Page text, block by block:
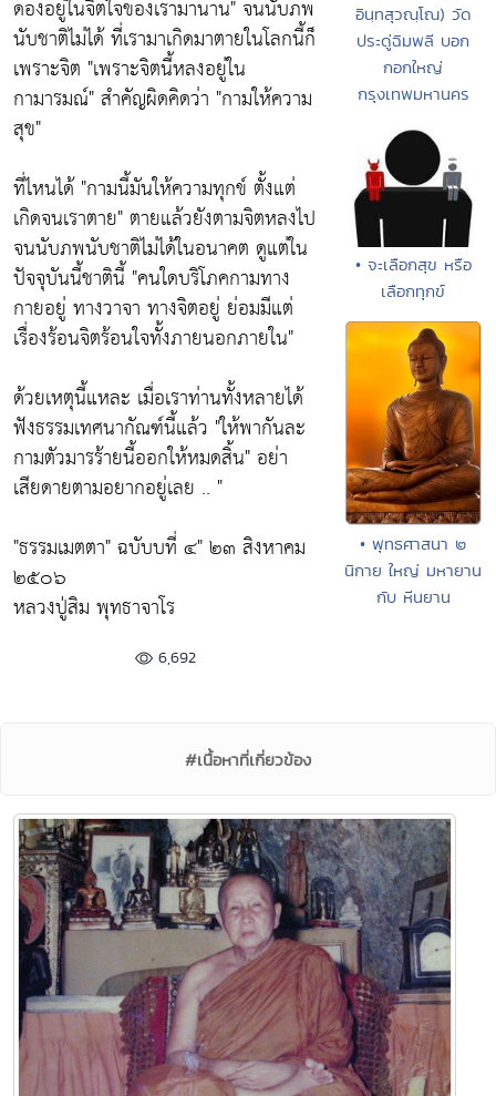
ดองอยู่ในจิตใจของเรามานาน"จนนับภพ
นับชาติไม่ได้ ที่เรามาเกิดมาตายในโลกนี้ก็
เพราะจิต "เพราะจิตนี้หลงอยู่ใน
กามารมณ์"สำคัญผิดคิดว่า "กามให้ความ
สุข"
ที่ไหนได้"กามนี้มันให้ความทุกข์ ตั้งแต่
เกิดจนเราตาย"ตายแล้วยังตามจิตหลงไป
จนนับภพนับชาติไม่ได้ในอนาคต ดูแต่ใน
ปัจจุบันนี้ชาตินี้ "คนใดบริโภคกามทาง
กายอยู่ ทางวาจา ทางจิตอยู่ ย่อมมีแต่
เรื่องร้อนจิตร้อนใจทั้งภายนอกภายใน"
ด้วยเหตุนี้แหละ เมื่อเราท่านทั้งหลายได้
ฟังธรรมเทศนากัณฑ์นี้แล้ว "ให้พากันละ
กามตัวมารร้ายนี้ออกให้หมดสิ้น"อย่า
เสียดายตามอยากอยู่เลย .. "
"ธรรมเมตตา"ฉบับบที่ ๔" ๒๓ สิงหาคม
๒๕๐๖
หลวงปู่สิม พุทธาจาโร
6,692
อินฺทสุวณฺโณ) วัด
ประดู่ฉิมพลี บอก
กอกใหญ่
กรุงเทพมหานคร
• จะเลือกสุข หรือ
เลือกทุกข์
• พุทธศาสนา ๒
นิกาย ใหญ่ มหายาน
กับ หีนยาน
#เนื้อหาที่เกี่ยวข้อง